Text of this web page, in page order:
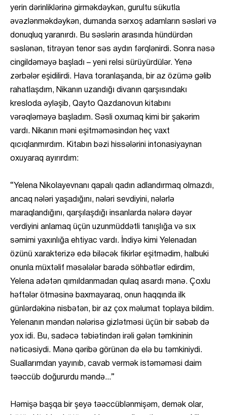
yerin dərinliklərinə girməkdəykən, gurultu sükutla
əvəzlənməkdəykən, dumanda sərxoş adamların səsləri və
donuqluq yaranırdı. Bu səslərin arasında hündürdən
səslənən, titrəyən tenor səs aydın fərqlənirdi. Sonra nəsə
cingildəməyə başladı – yeni relsi sürüyürdülər. Yenə
zərbələr eşidilirdi. Hava toranlaşanda, bir az özümə gəlib
rahatlaşdım, Nikanın uzandığı divanın qarşısındakı
kresloda əyləşib, Qayto Qazdanovun kitabını
vərəqləməyə başladım. Səsli oxumaq kimi bir şakərim
vardı. Nikanın məni eşitməməsindən heç vaxt
qıcıqlanmırdım. Kitabın bəzi hissələrini intonasiyaynan
oxuyaraq ayırırdım:
“Yelena Nikolayevnanı qapalı qadın adlandırmaq olmazdı,
ancaq nələri yaşadığını, nələri sevdiyini, nələrlə
maraqlandığını, qarşılaşdığı insanlarda nələrə dəyər
verdiyini anlamaq üçün uzunmüddətli tanışlığa və sıx
səmimi yaxınlığa ehtiyac vardı. İndiyə kimi Yelenadan
özünü xarakterizə edə biləcək fikirlər eşitmədim, halbuki
onunla müxtəlif məsələlər barədə söhbətlər edirdim,
Yelena adətən qımıldanmadan qulaq asardı mənə. Çoxlu
həftələr ötməsinə baxmayaraq, onun haqqında ilk
günlərdəkinə nisbətən, bir az çox məlumat toplaya bildim.
Yelenanın məndən nələrisə gizlətməsi üçün bir səbəb də
yox idi. Bu, sadəcə təbiətindən irəli gələn təmkininin
nəticəsiydi. Mənə qəribə görünən də elə bu təmkiniydi.
Suallarımdan yayınıb, cavab vermək istəməməsi daim
təəccüb doğururdu məndə...”
Həmişə başqa bir şeyə təəccüblənmişəm, demək olar,